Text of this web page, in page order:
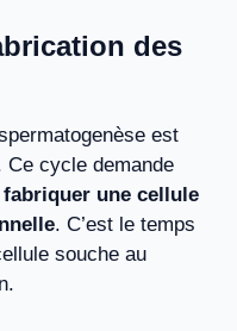
des
est
Ce cycle demande
fabriquer une cellule
. C’est le temps
souche au